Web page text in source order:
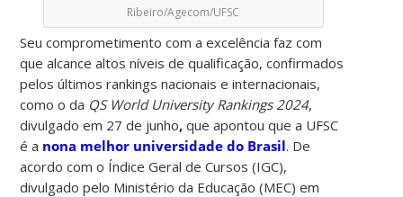
Ribeiro/Agecom/UFSC
Seu comprometimento com a excelência faz com
que alcance altos níveis de qualificação, confirmados
pelos últimos rankings nacionais e internacionais,
como o da QS World University Rankings 2024,
divulgado em 27 de junho, que apontou que a UFSC
é a nona melhor universidade do Brasil. De
acordo com o Índice Geral de Cursos (IGC),
divulgado pelo Ministério da Educação (MEC) em